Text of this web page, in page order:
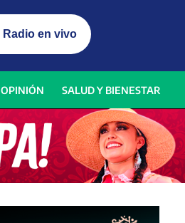
Radio en vivo
OPINIÓN SALUD Y BIENESTAR